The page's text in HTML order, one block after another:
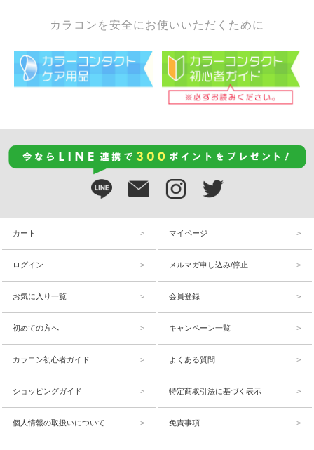
カラコンを安全にお使いいただくために
カート マイページ
ログイン メルマガ申し込み/停止
お気に入り一覧 会員登録
初めての方へ キャンペーン一覧
カラコン初心者ガイド よくある質問
ショッピングガイド 特定商取引法に基づく表示
個人情報の取扱いについて 免責事項